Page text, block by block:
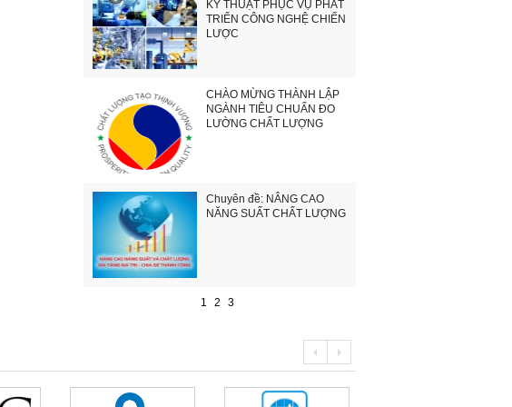
KỸ THUẬT PHỤC VỤ PHÁT
TRIỂN CÔNG NGHỆ CHIẾN
LƯỢC
CHÀO MỪNG THÀNH LẬP
NGÀNH TIÊU CHUẨN ĐO
LƯỜNG CHẤT LƯỢNG
Chuyên đề: NÂNG CAO
NĂNG SUẤT CHẤT LƯỢNG
1 2 3